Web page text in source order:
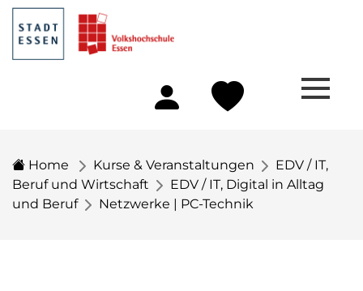
Home Kurse & Veranstaltungen
EDV / IT,
Beruf und Wirtschaft
EDV / IT, Digital in Alltag
und Beruf
Netzwerke | PC-Technik